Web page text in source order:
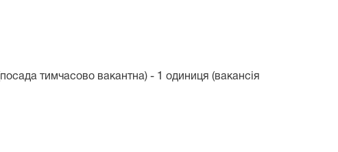
тимчасово вакантна) - 1 одиниця (вакансія